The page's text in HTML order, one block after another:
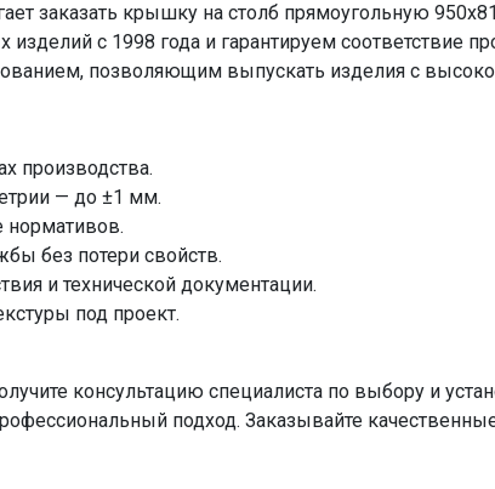
заказать крышку на столб прямоугольную
с 1998 года и гарантируем соответствие
позволяющим выпускать изделия с
производства.
— до ±1 мм.
нормативов.
без потери свойств.
и технической документации.
под проект.
консультацию специалиста по выбору и
подход. Заказывайте